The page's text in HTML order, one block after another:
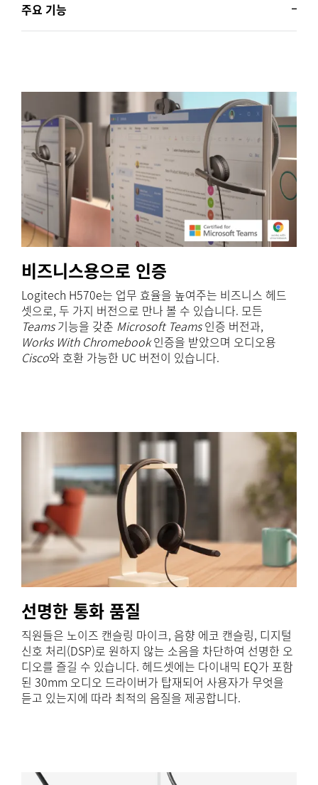
주요 기능
비즈니스용으로 인증
Logitech H570e는 업무 효율을 높여주는 비즈니스 헤드
셋으로, 두 가지 버전으로 만나 볼 수 있습니다. 모든
Teams기능을 갖춘 Microsoft Teams인증 버전과,
Works With Chromebook인증을 받았으며 오디오용
Cisco와 호환 가능한 UC 버전이 있습니다.
선명한 통화 품질
직원들은 노이즈 캔슬링 마이크, 음향 에코 캔슬링, 디지털
신호 처리(DSP)로 원하지 않는 소음을 차단하여 선명한 오
디오를 즐길 수 있습니다. 헤드셋에는 다이내믹 EQ가 포함
된 30mm 오디오 드라이버가 탑재되어 사용자가 무엇을
듣고 있는지에 따라 최적의 음질을 제공합니다.